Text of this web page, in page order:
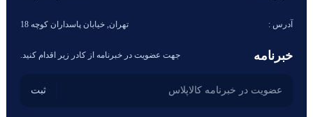
آدرس : تهران, خیابان پاسداران کوچه 18
خبرنامه جهت عضویت در خبرنامه از کادر زیر اقدام کنید.